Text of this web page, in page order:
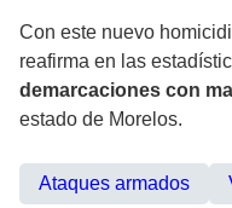
Con este nuevo
reafirma en las
demarcaciones con
estado de Morelos.
Ataques armados